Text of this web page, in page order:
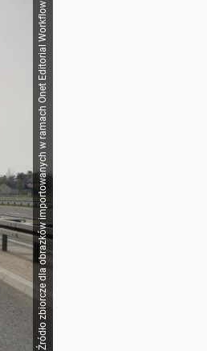
Źródło zbiorcze dla obrazków importowanych w ramach Onet Editorial Workflow